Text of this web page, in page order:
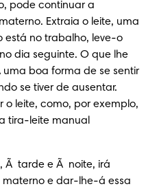
pode continuar a
Extraia o leite, uma
está no trabalho, leve-o
dia seguinte. O que lhe
boa forma de se sentir
se tiver de ausentar.
o leite, como, por exemplo,
tira-leite manual
tarde e Ã  noite, irá
e dar-lhe-á essa